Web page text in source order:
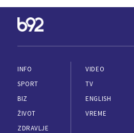
INFO
SPORT
BIZ
ŽIVOT
ZDRAVLJE
VIDEO
TV
ENGLISH
VREME